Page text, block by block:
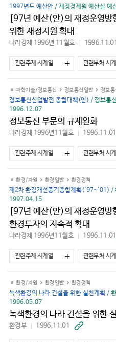
1997년도 예산안 / 재정경제원 예산실
[97년 예산(안)의 재정운영방
위한 재정지원 확대
나라경제 1996년 11월호 1996.11.01
관련주제 시계열 관련부처 시
과학기술/정보통신 정보통신일반 정보통
정보통신산업발전 종합대책(안) / 정보통
1996.12.07
정보통신 부문의 규제완화
나라경제 1996년11월호 1996.11.01
관련주제 시계열 관련부처 시
환경/자원 환경일반 환경정책
제2차 환경개선중기종합계획('97~'01) /
1997.04.15
[97년 예산(안)의 재정운영
환경투자의 지속적 확대
나라경제 1996년11월호 1996.11.01
관련주제 시계열 관련부처 시
환경/자원 환경일반 환경정책
녹색환경의 나라 건설을 위한 실천계획 /
1996.05.07
녹색환경의 나라 건설을 위한
환경부 1996.11.01
바